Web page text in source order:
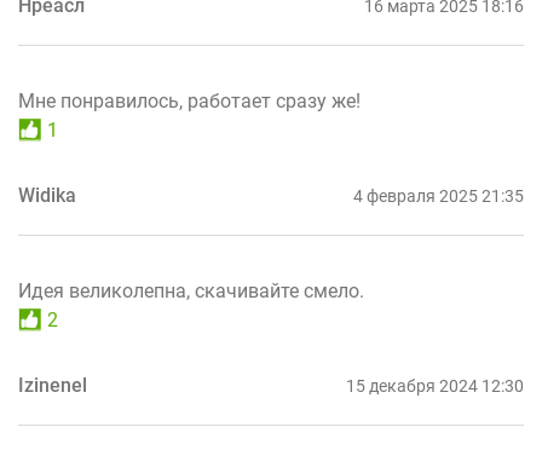
Нреасл 16 марта 2025 18:16
Мне понравилось, работает сразу же!
1
Widika 4 февраля 2025 21:35
Идея великолепна, скачивайте смело.
2
Izinenel 15 декабря 2024 12:30